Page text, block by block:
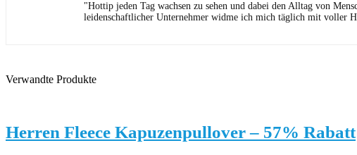
"Hottip jeden Tag wachsen zu sehen und dabei den Alltag von
leidenschaftlicher Unternehmer widme ich mich täglich mit voller
Verwandte Produkte
Herren Fleece Kapuzenpullover – 57% Rabatt